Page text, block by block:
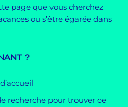
page que vous cherchez
ou s’être égarée dans
?
recherche pour trouver ce